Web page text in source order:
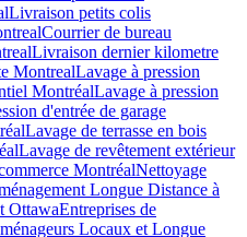
Livraison petits colis
Courrier de bureau
Livraison dernier kilometre
MontrealLavage à pression
MontréalLavage à pression
d'entrée de garage
Lavage de terrasse en bois
Lavage de revêtement extérieur
MontréalNettoyage
Longue Distance à
OttawaEntreprises de
Locaux et Longue